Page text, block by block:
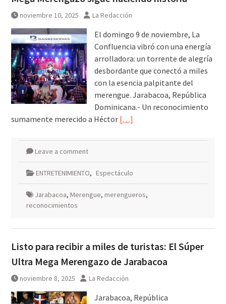
noviembre 10, 2025 La Redacción
El domingo 9 de noviembre, La
Confluencia vibró con una energía
arrolladora: un torrente de alegría
desbordante que conectó a miles
con la esencia palpitante del
merengue. Jarabacoa, República
Dominicana.- Un reconocimiento
sumamente merecido a Héctor […]
Leave a comment
ENTRETENIMIENTO, Espectáculo
Jarabacoa, Merengue, merengueros,
reconocimientos
Listo para recibir a miles de turistas: El Súper
Ultra Mega Merengazo de Jarabacoa
noviembre 8, 2025 La Redacción
Jarabacoa, República